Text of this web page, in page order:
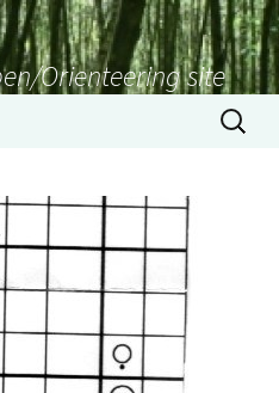
Orienteering site
Search
for: